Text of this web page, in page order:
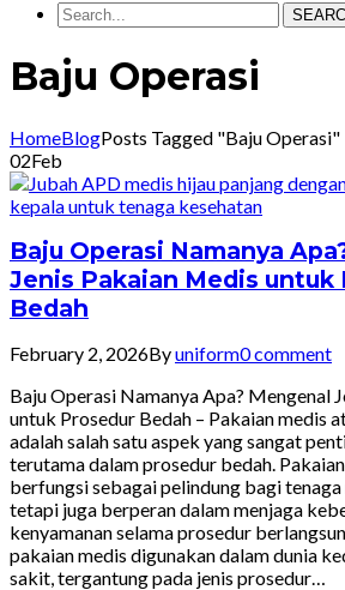
Baju Operasi
HomeBlogPosts Tagged "Baju Operasi"
02Feb
Baju Operasi Namanya
Jenis Pakaian Medis untuk
Bedah
February 2, 2026Byuniform0 comment
Baju Operasi Namanya Apa? Mengenal
untuk Prosedur Bedah – Pakaian medis
adalah salah satu aspek yang sangat
terutama dalam prosedur bedah.
berfungsi sebagai pelindung bagi tenaga
tetapi juga berperan dalam menjaga
kenyamanan selama prosedur
pakaian medis digunakan dalam dunia
sakit, tergantung pada jenis prosedur…